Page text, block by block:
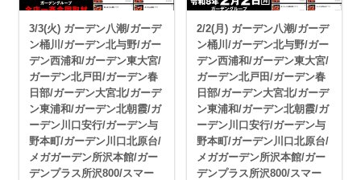
3/3(火) ガーデン八潮/ガーデ
ン桶川/ガーデン北与野/ガー
デン西浦和/ガーデン東大宮/
ガーデン北戸田/ガーデン春
日部/ガーデン大宮北/ガーデ
ン東浦和/ガーデン北朝霞/ガ
ーデン川口安行/ガーデン与
野本町/ガーデン川口北原台/
メガガーデン所沢本館/ガー
デンプラス所沢800/スマー
2/2(月) ガーデン八潮/ガーデ
ン桶川/ガーデン北与野/ガー
デン西浦和/ガーデン東大宮/
ガーデン北戸田/ガーデン春
日部/ガーデン大宮北/ガーデ
ン東浦和/ガーデン北朝霞/ガ
ーデン川口安行/ガーデン与
野本町/ガーデン川口北原台/
メガガーデン所沢本館/ガー
デンプラス所沢800/スマー